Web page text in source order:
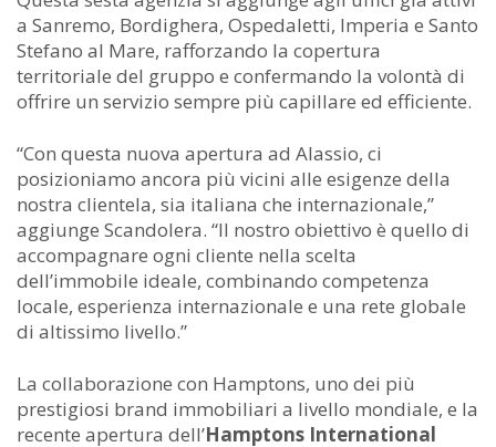
a Sanremo, Bordighera, Ospedaletti, Imperia e Santo
Stefano al Mare, rafforzando la copertura
territoriale del gruppo e confermando la volontà di
offrire un servizio sempre più capillare ed efficiente.
“Con questa nuova apertura ad Alassio, ci
posizioniamo ancora più vicini alle esigenze della
nostra clientela, sia italiana che internazionale,”
aggiunge Scandolera. “Il nostro obiettivo è quello di
accompagnare ogni cliente nella scelta
dell’immobile ideale, combinando competenza
locale, esperienza internazionale e una rete globale
di altissimo livello.”
La collaborazione con Hamptons, uno dei più
prestigiosi brand immobiliari a livello mondiale, e la
recente apertura dell’Hamptons International